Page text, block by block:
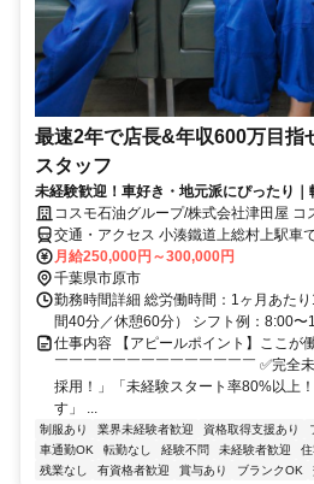
最速2年で店長&年収600万目指
スタッフ
未経験歓迎！車好き・地元派にぴったり
コスモ石油グループ/株式会社津田屋 コ
交通・アクセス 小湊鐵道上総村上駅車
月給250,000円～300,000円
千葉県市原市
勤務時間詳細 総労働時間：1ヶ月あた
間40分／休憩60分） シフト例：8:00
仕事内容 【アピールポイント】ここが
￣￣￣￣￣￣￣￣￣￣￣￣￣￣ ✅完全
採用！」「未経験スタート率80%以上
す」 ...
制服あり 業界未経験者歓迎 資格取得支援あり
車通勤OK
転勤なし 経験不問 未経験者歓迎
残業なし
有資格者歓迎 賞与あり ブランクOK